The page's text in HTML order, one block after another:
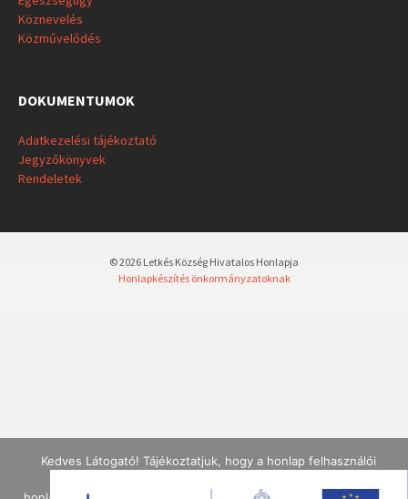
Köznevelés
Közművelődés
DOKUMENTUMOK
Adatkezelési tájékoztató
Jegyzőkönyvek
Rendeletek
© 2026 Letkés Község Hivatalos Honlapja
Honlapkészítés önkormányzatoknak
Kedves Látogató! Tájékoztatjuk, hogy a honlap felhasználói